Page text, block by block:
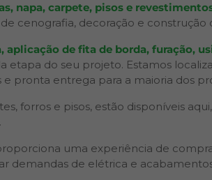
napa, carpete, pisos e
cenografia, decoração e construção
aplicação de fita de borda, furação,
do seu projeto. Estamos
e pronta entrega para a maioria dos
forros e pisos, estão disponíveis
uma experiência de
demandas de elétrica e